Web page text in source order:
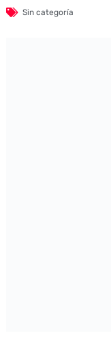
Sin categoría